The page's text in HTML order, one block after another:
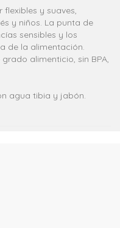
flexibles y suaves,
y niños. La punta de
sensibles y los
de la alimentación.
alimenticio, sin BPA,
agua tibia y jabón.